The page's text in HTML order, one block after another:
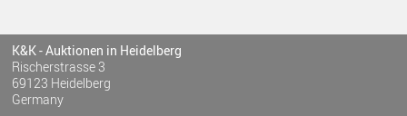
K&K - Auktionen in Heidelberg
Rischerstrasse 3
69123 Heidelberg
Germany